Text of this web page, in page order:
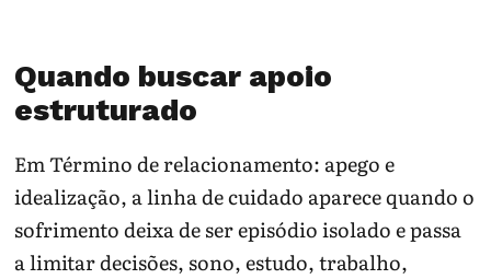
Quando buscar apoio
estruturado
Em Término de relacionamento: apego e
idealização, a linha de cuidado aparece quando o
sofrimento deixa de ser episódio isolado e passa
a limitar decisões, sono, estudo, trabalho,